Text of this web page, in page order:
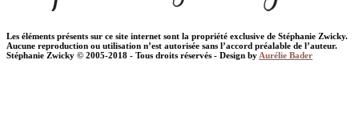
Les éléments présents sur ce site internet sont la propriété exclusive de Stéphanie Zwicky.
Aucune reproduction ou utilisation n’est autorisée sans l’accord préalable de l’auteur.
Stéphanie Zwicky © 2005-2018 - Tous droits réservés - Design by Aurélie Bader